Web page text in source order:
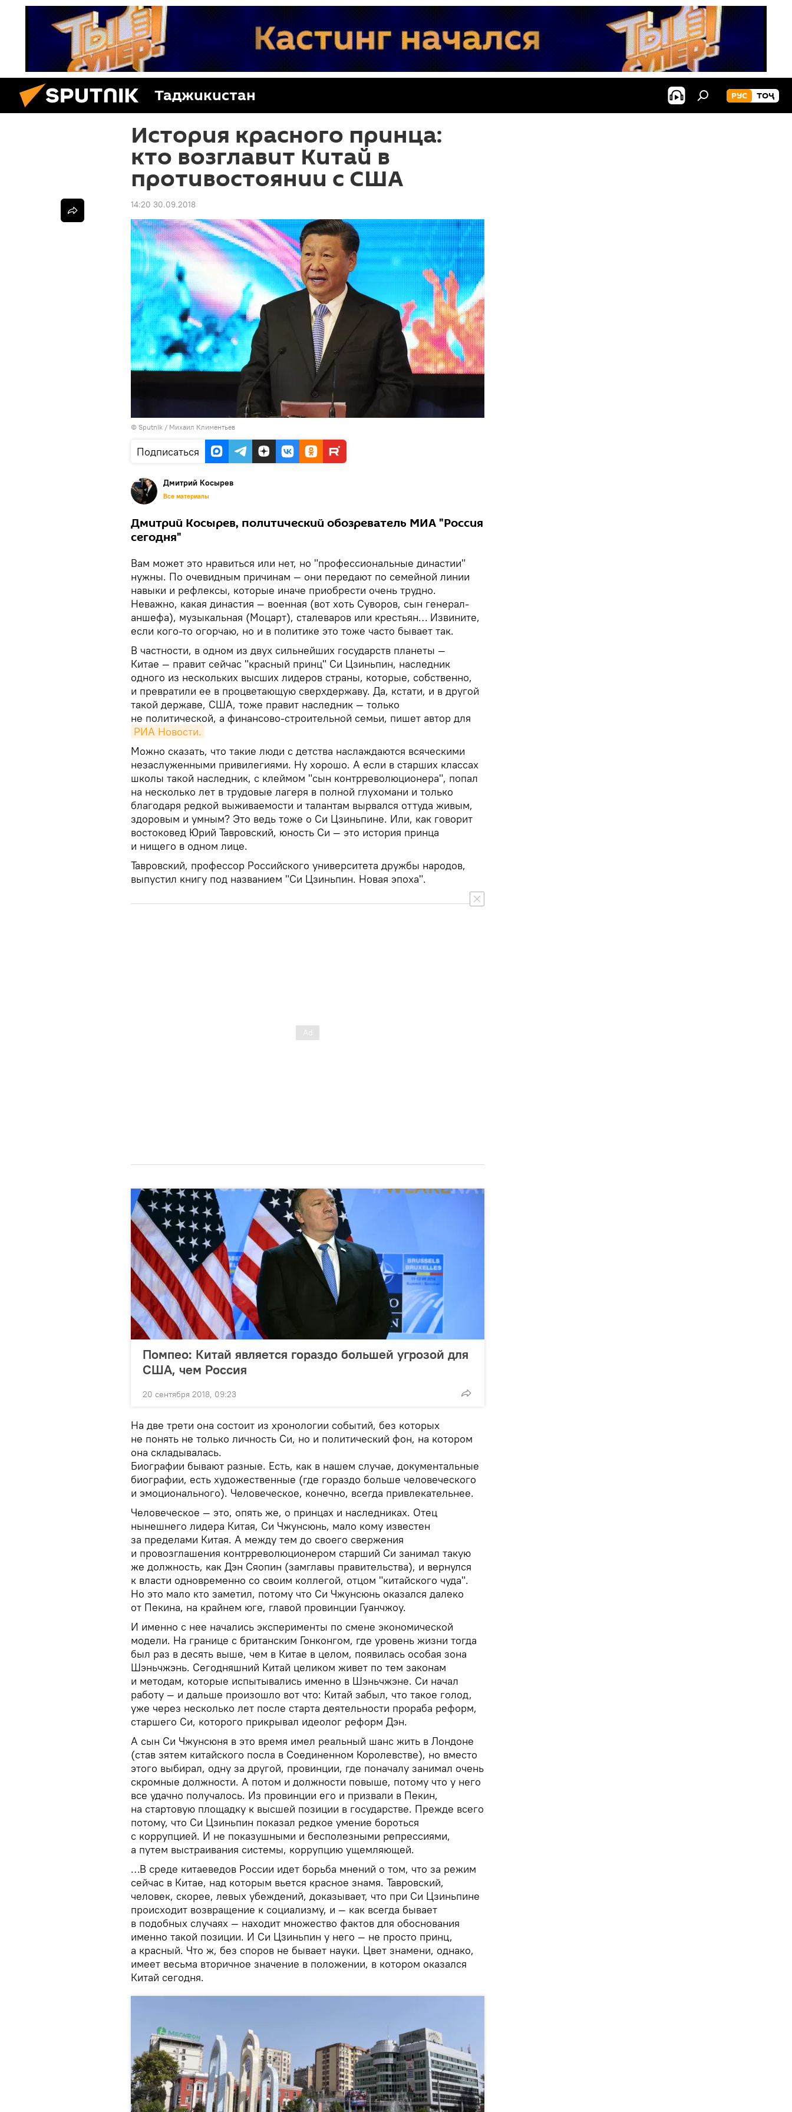
Таджикистан РУС ТОҶ
История красного принца:
кто возглавит Китай в
противостоянии с США
14:20 30.09.2018
© Sputnik / Михаил Климентьев
Подписаться
Дмитрий Косырев
Все материалы
Дмитрий Косырев, политический обозреватель МИА "Россия
сегодня"
Вам может это нравиться или нет, но "профессиональные династии"
нужны. По очевидным причинам — они передают по семейной линии
навыки и рефлексы, которые иначе приобрести очень трудно.
Неважно, какая династия — военная (вот хоть Суворов, сын генерал-
аншефа), музыкальная (Моцарт), сталеваров или крестьян… Извините,
если кого-то огорчаю, но и в политике это тоже часто бывает так.
В частности, в одном из двух сильнейших государств планеты —
Китае — правит сейчас "красный принц" Си Цзиньпин, наследник
одного из нескольких высших лидеров страны, которые, собственно,
и превратили ее в процветающую сверхдержаву. Да, кстати, и в другой
такой державе, США, тоже правит наследник — только
не политической, а финансово-строительной семьи, пишет автор для
РИА Новости.
Можно сказать, что такие люди с детства наслаждаются всяческими
незаслуженными привилегиями. Ну хорошо. А если в старших классах
школы такой наследник, с клеймом "сын контрреволюционера", попал
на несколько лет в трудовые лагеря в полной глухомани и только
благодаря редкой выживаемости и талантам вырвался оттуда живым,
здоровым и умным? Это ведь тоже о Си Цзиньпине. Или, как говорит
востоковед Юрий Тавровский, юность Си — это история принца
и нищего в одном лице.
Тавровский, профессор Российского университета дружбы народов,
выпустил книгу под названием "Си Цзиньпин. Новая эпоха".
Помпео: Китай является гораздо большей угрозой для
США, чем Россия
20 сентября 2018, 09:23
На две трети она состоит из хронологии событий, без которых
не понять не только личность Си, но и политический фон, на котором
она складывалась.
Биографии бывают разные. Есть, как в нашем случае, документальные
биографии, есть художественные (где гораздо больше человеческого
и эмоционального). Человеческое, конечно, всегда привлекательнее.
Человеческое — это, опять же, о принцах и наследниках. Отец
нынешнего лидера Китая, Си Чжунсюнь, мало кому известен
за пределами Китая. А между тем до своего свержения
и провозглашения контрреволюционером старший Си занимал такую
же должность, как Дэн Сяопин (замглавы правительства), и вернулся
к власти одновременно со своим коллегой, отцом "китайского чуда".
Но это мало кто заметил, потому что Си Чжунсюнь оказался далеко
от Пекина, на крайнем юге, главой провинции Гуанчжоу.
И именно с нее начались эксперименты по смене экономической
модели. На границе с британским Гонконгом, где уровень жизни тогда
был раз в десять выше, чем в Китае в целом, появилась особая зона
Шэньчжэнь. Сегодняшний Китай целиком живет по тем законам
и методам, которые испытывались именно в Шэньчжэне. Си начал
работу — и дальше произошло вот что: Китай забыл, что такое голод,
уже через несколько лет после старта деятельности прораба реформ,
старшего Си, которого прикрывал идеолог реформ Дэн.
А сын Си Чжунсюня в это время имел реальный шанс жить в Лондоне
(став зятем китайского посла в Соединенном Королевстве), но вместо
этого выбирал, одну за другой, провинции, где поначалу занимал очень
скромные должности. А потом и должности повыше, потому что у него
все удачно получалось. Из провинции его и призвали в Пекин,
на стартовую площадку к высшей позиции в государстве. Прежде всего
потому, что Си Цзиньпин показал редкое умение бороться
с коррупцией. И не показушными и бесполезными репрессиями,
а путем выстраивания системы, коррупцию ущемляющей.
…В среде китаеведов России идет борьба мнений о том, что за режим
сейчас в Китае, над которым вьется красное знамя. Тавровский,
человек, скорее, левых убеждений, доказывает, что при Си Цзиньпине
происходит возвращение к социализму, и — как всегда бывает
в подобных случаях — находит множество фактов для обоснования
именно такой позиции. И Си Цзиньпин у него — не просто принц,
а красный. Что ж, без споров не бывает науки. Цвет знамени, однако,
имеет весьма вторичное значение в положении, в котором оказался
Китай сегодня.